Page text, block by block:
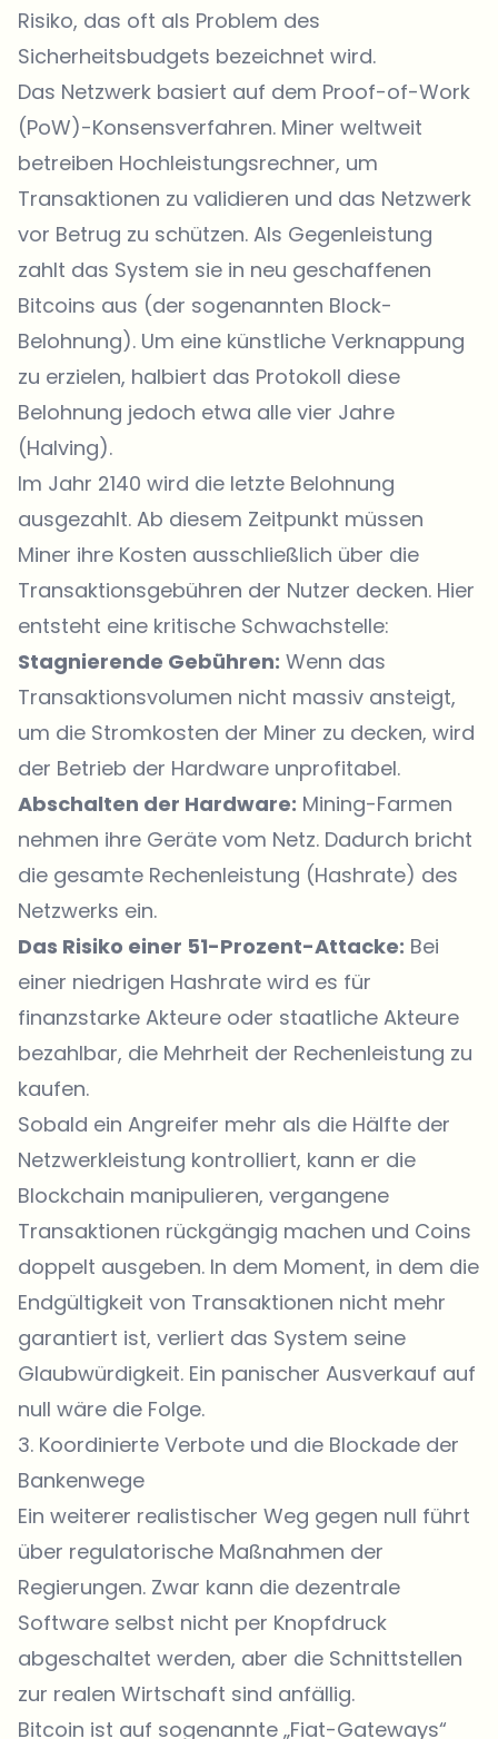
Risiko, das oft als Problem des
Sicherheitsbudgets bezeichnet wird.
Das Netzwerk basiert auf dem Proof-of-Work
(PoW)-Konsensverfahren. Miner weltweit
betreiben Hochleistungsrechner, um
Transaktionen zu validieren und das Netzwerk
vor Betrug zu schützen. Als Gegenleistung
zahlt das System sie in neu geschaffenen
Bitcoins aus (der sogenannten Block-
Belohnung). Um eine künstliche Verknappung
zu erzielen, halbiert das Protokoll diese
Belohnung jedoch etwa alle vier Jahre
(Halving).
Im Jahr 2140 wird die letzte Belohnung
ausgezahlt. Ab diesem Zeitpunkt müssen
Miner ihre Kosten ausschließlich über die
Transaktionsgebühren der Nutzer decken. Hier
entsteht eine kritische Schwachstelle:
Stagnierende Gebühren: Wenn das
Transaktionsvolumen nicht massiv ansteigt,
um die Stromkosten der Miner zu decken, wird
der Betrieb der Hardware unprofitabel.
Abschalten der Hardware: Mining-Farmen
nehmen ihre Geräte vom Netz. Dadurch bricht
die gesamte Rechenleistung (Hashrate) des
Netzwerks ein.
Das Risiko einer 51-Prozent-Attacke: Bei
einer niedrigen Hashrate wird es für
finanzstarke Akteure oder staatliche Akteure
bezahlbar, die Mehrheit der Rechenleistung zu
kaufen.
Sobald ein Angreifer mehr als die Hälfte der
Netzwerkleistung kontrolliert, kann er die
Blockchain manipulieren, vergangene
Transaktionen rückgängig machen und Coins
doppelt ausgeben. In dem Moment, in dem die
Endgültigkeit von Transaktionen nicht mehr
garantiert ist, verliert das System seine
Glaubwürdigkeit. Ein panischer Ausverkauf auf
null wäre die Folge.
3. Koordinierte Verbote und die Blockade der
Bankenwege
Ein weiterer realistischer Weg gegen null führt
über regulatorische Maßnahmen der
Regierungen. Zwar kann die dezentrale
Software selbst nicht per Knopfdruck
abgeschaltet werden, aber die Schnittstellen
zur realen Wirtschaft sind anfällig.
Bitcoin ist auf sogenannte „Fiat-Gateways“